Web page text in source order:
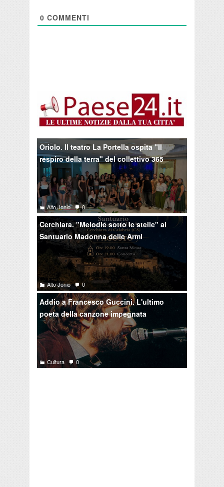
0 COMMENTI
Oriolo. Il teatro La Portella ospita "Il
respiro della terra" del collettivo 365
Alto Jonio 0
Cerchiara. "Melodie sotto le stelle" al
Santuario Madonna delle Armi
Alto Jonio 0
Addio a Francesco Guccini. L'ultimo
poeta della canzone impegnata
Cultura 0